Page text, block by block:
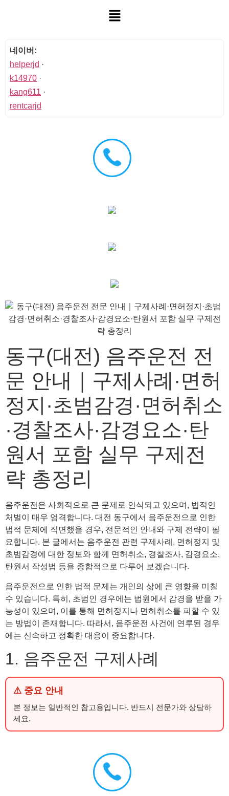
네이버:
helperjd ·
k14970 ·
kang611 ·
rentcarjd
동구(대전) 음주운전 전
문 안내｜구제사례·면허
정지·초범감경·면허취소
·경찰조사·감경요소·탄
원서 포함 실무 구제전
략 총정리
음주운전은 사회적으로 큰 문제로 인식되고 있으며, 법적인
처벌이 매우 엄격합니다. 대전 동구에서 음주운전으로 인한
법적 문제에 직면했을 경우, 전문적인 안내와 구제 전략이 필
요합니다. 본 글에서는 음주운전 관련 구제사례, 면허정지 및
초범감경에 대한 정보와 함께 면허취소, 경찰조사, 감경요소,
탄원서 작성법 등을 종합적으로 다루어 보겠습니다.
음주운전으로 인한 법적 문제는 개인의 삶에 큰 영향을 미칠
수 있습니다. 특히, 초범인 경우에는 법원에서 감경을 받을 가
능성이 있으며, 이를 통해 면허정지나 면허취소를 피할 수 있
는 방법이 존재합니다. 따라서, 음주운전 사건에 연루된 경우
에는 신속하고 정확한 대응이 중요합니다.
1. 음주운전 구제사례
⚠ 중요 안내
본 정보는 일반적인 참고용입니다. 반드시 전문가와 상담하
세요.